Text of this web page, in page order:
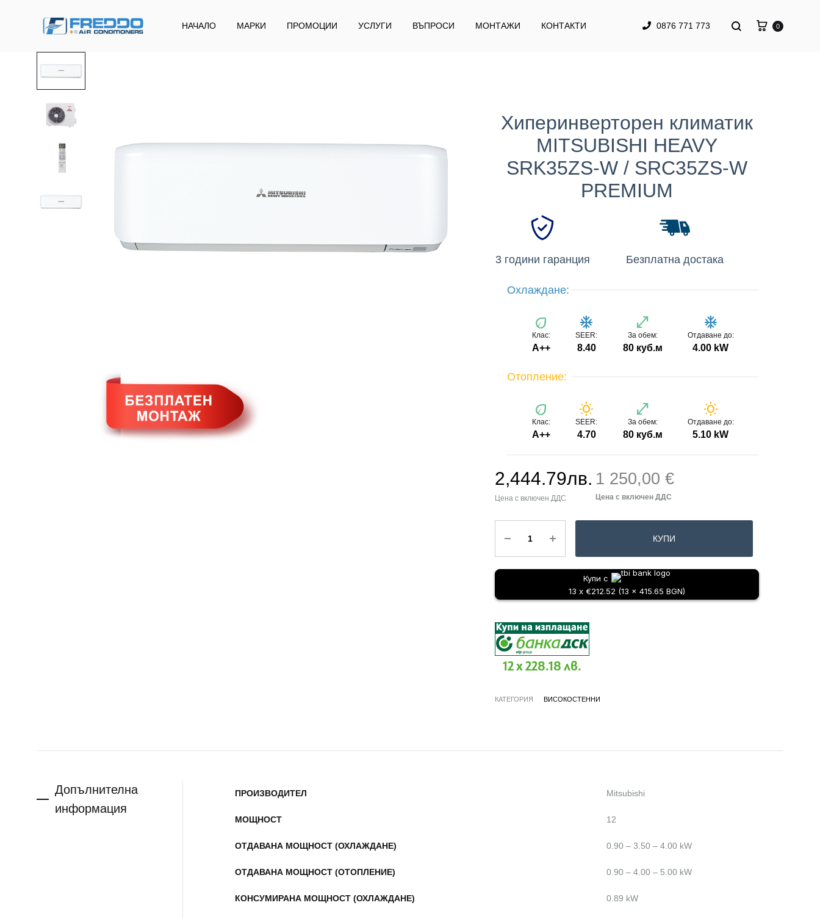
Klima
НАЧАЛО МАРКИ ПРОМОЦИИ УСЛУГИ ВЪПРОСИ МОНТАЖИ КОНТАКТИ 0876 771 773 0
Хиперинверторен климатик
MITSUBISHI HEAVY
SRK35ZS-W / SRC35ZS-W
PREMIUM
3 години гаранция Безплатна достака
Охлаждане:
eco
Клас:
A++
ac_unit
SEER:
8.40
open_in_full
За обем:
80 куб.м
ac_unit
Отдаване до:
4.00 kW
Отопление:
eco
Клас:
А++
wb_sunny
SEER:
4.70
open_in_full
За обем:
80 куб.м
wb_sunny
Отдаване до:
5.10 kW
2,444.79лв. 1 250,00 €
КУПИ
Купи с
13 x €212.52 (13 x 415.65 BGN)
12 x 228.18 лв.
КАТЕГОРИЯ ВИСОКОСТЕННИ
Допълнителна
информация
ПРОИЗВОДИТЕЛ Mitsubishi
МОЩНОСТ 12
ОТДАВАНА МОЩНОСТ (ОХЛАЖДАНЕ) 0.90 – 3.50 – 4.00 kW
ОТДАВАНА МОЩНОСТ (ОТОПЛЕНИЕ) 0.90 – 4.00 – 5.00 kW
КОНСУМИРАНА МОЩНОСТ (ОХЛАЖДАНЕ) 0.89 kW